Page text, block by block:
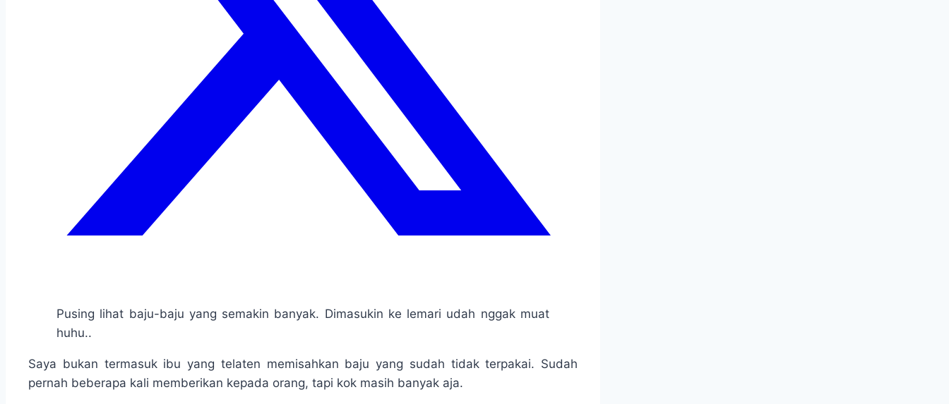
Pusing lihat baju-baju yang semakin banyak. Dimasukin ke lemari udah nggak muat
huhu..
Saya bukan termasuk ibu yang telaten memisahkan baju yang sudah tidak terpakai. Sudah
pernah beberapa kali memberikan kepada orang, tapi kok masih banyak aja.